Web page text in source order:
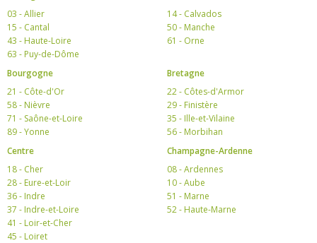
03 - Allier
15 - Cantal
43 - Haute-Loire
63 - Puy-de-Dôme
14 - Calvados
50 - Manche
61 - Orne
Bourgogne
21 - Côte-d'Or
58 - Nièvre
71 - Saône-et-Loire
89 - Yonne
Bretagne
22 - Côtes-d'Armor
29 - Finistère
35 - Ille-et-Vilaine
56 - Morbihan
Centre
18 - Cher
28 - Eure-et-Loir
36 - Indre
37 - Indre-et-Loire
41 - Loir-et-Cher
45 - Loiret
Champagne-Ardenne
08 - Ardennes
10 - Aube
51 - Marne
52 - Haute-Marne